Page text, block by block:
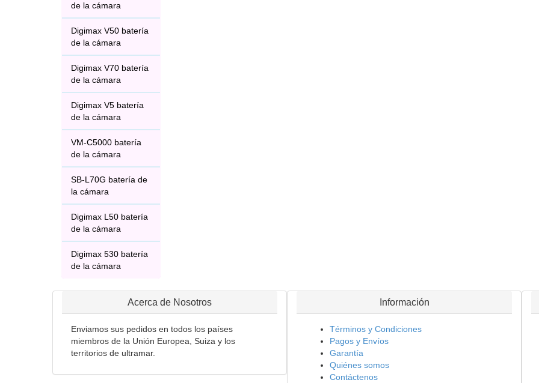
de la cámara
Digimax V50 batería
de la cámara
Digimax V70 batería
de la cámara
Digimax V5 batería
de la cámara
VM-C5000 batería
de la cámara
SB-L70G batería de
la cámara
Digimax L50 batería
de la cámara
Digimax 530 batería
de la cámara
Acerca de Nosotros
Enviamos sus pedidos en todos los países
miembros de la Unión Europea, Suiza y los
territorios de ultramar.
Información
Términos y Condiciones
Pagos y Envíos
Garantía
Quiénes somos
Contáctenos